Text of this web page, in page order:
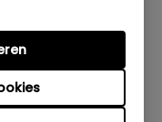
nur